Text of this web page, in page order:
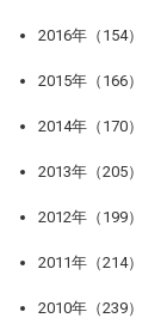
2016年（154）
2015年（166）
2014年（170）
2013年（205）
2012年（199）
2011年（214）
2010年（239）